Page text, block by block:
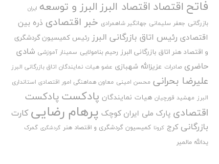
فاتح اقتصاد اقتصاد البرزالبرز و توسعه ایران
بازرگانی جعفر سلیمانی جهانگیر شاهمرادی خبر اقتصادی ذره بین
اقتصادی رئیس اتاق بازرگانی البرز رئیس کمیسیون گردشگری
و اقتصاد هنر اتاق بازرگانی البرز رحیم بنامولایی سمینار آموزشی شادی
حاضری صادرات عزیزالله شهبازی عضو هیات نمایندگان اتاق بازرگانی البرز
علیرضا بحرانی محسن امینی معاون هماهنگی امور اقتصادی استانداری
البرز مهشید قورچیان هیات نمایندگان پادکست پادکست
اقتصادی پارک ملی ایران کوچک پرهام رضایی کارت
بازرگانی کرج کرونا کمیسیون گردشگری و اقتصاد هنر گردشگری گمرک
یدالله مالمیر